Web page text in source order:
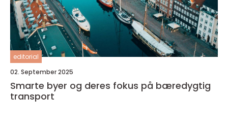
editorial
02. September 2025
Smarte byer og deres fokus på bæredygtig
transport